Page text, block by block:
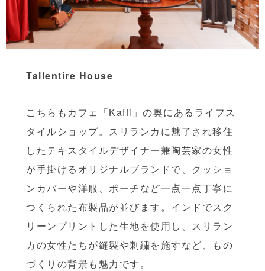
Tallentire House
こちらもカフェ「Kaffi」の奥にあるライフス
タイルショップ。スリランカに魅了され移住
したテキスタイルデザイナー兼陶芸家の女性
が手掛けるオリジナルブランドで、クッショ
ンカバーや洋服、ポーチなど一点一点丁寧に
つくられた布製品が並びます。インドでスク
リーンプリントした生地を使用し、スリラン
カの女性たちが縫製や刺繍を施すなど、もの
づくりの背景も魅力です。